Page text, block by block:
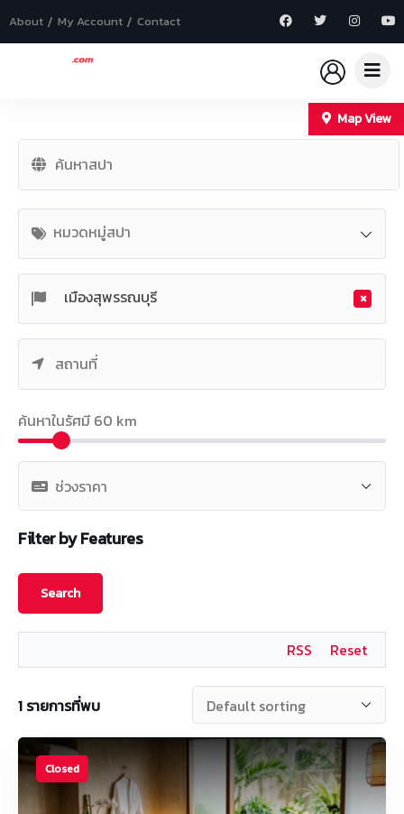
About My Account Contact
Map View
หมวดหมู่สปา
×
เมืองสุพรรณบุรี
ค้นหาในรัศมี 60 km
Filter by Features
Reset
RSS
1 รายการที่พบ
Closed
−